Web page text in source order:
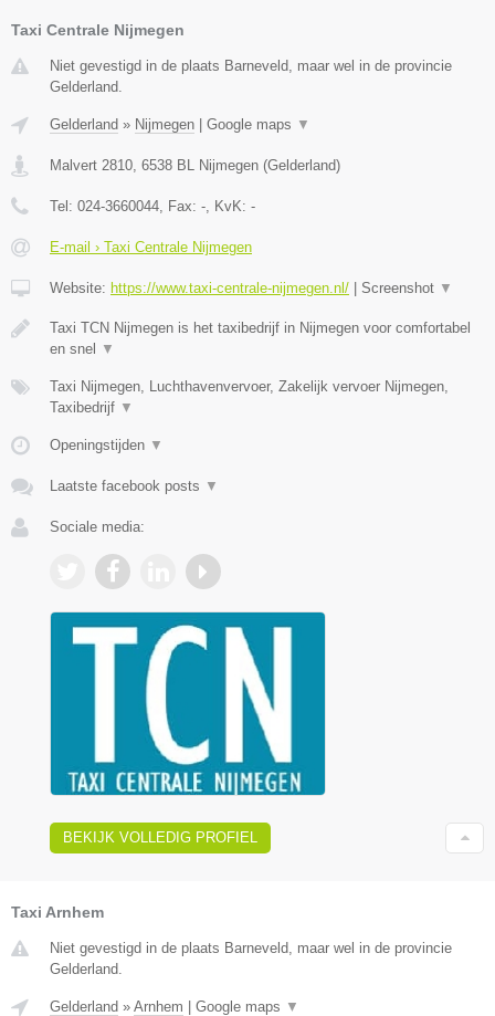
Taxi Centrale Nijmegen
Niet gevestigd in de plaats Barneveld, maar wel in de provincie
Gelderland.
Gelderland » Nijmegen Google maps ▼
Malvert 2810, 6538 BL Nijmegen (Gelderland)
Tel: 024-3660044, Fax: -, KvK: -
E-mail › Taxi Centrale Nijmegen
Website: https://www.taxi-centrale-nijmegen.nl/ Screenshot ▼
Taxi TCN Nijmegen is het taxibedrijf in Nijmegen voor comfortabel
en snel
▼
Taxi Nijmegen, Luchthavenvervoer, Zakelijk vervoer Nijmegen,
Taxibedrijf ▼
Openingstijden ▼
Laatste facebook posts ▼
Sociale media:
BEKIJK VOLLEDIG PROFIEL
Taxi Arnhem
Niet gevestigd in de plaats Barneveld, maar wel in de provincie
Gelderland.
Gelderland » Arnhem Google maps ▼